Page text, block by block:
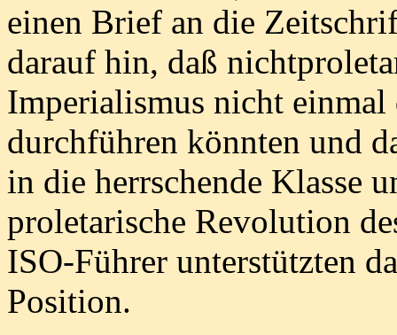
einen Brief an die
darauf hin, daß
Imperialismus nicht einmal
durchführen könnten und
in die herrschende Klasse
proletarische Revolution
ISO-Führer unterstützten
Position.